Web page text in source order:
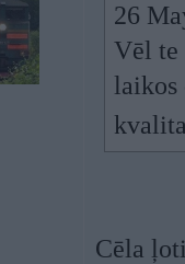
26
Vēl te
laikos
Cēla